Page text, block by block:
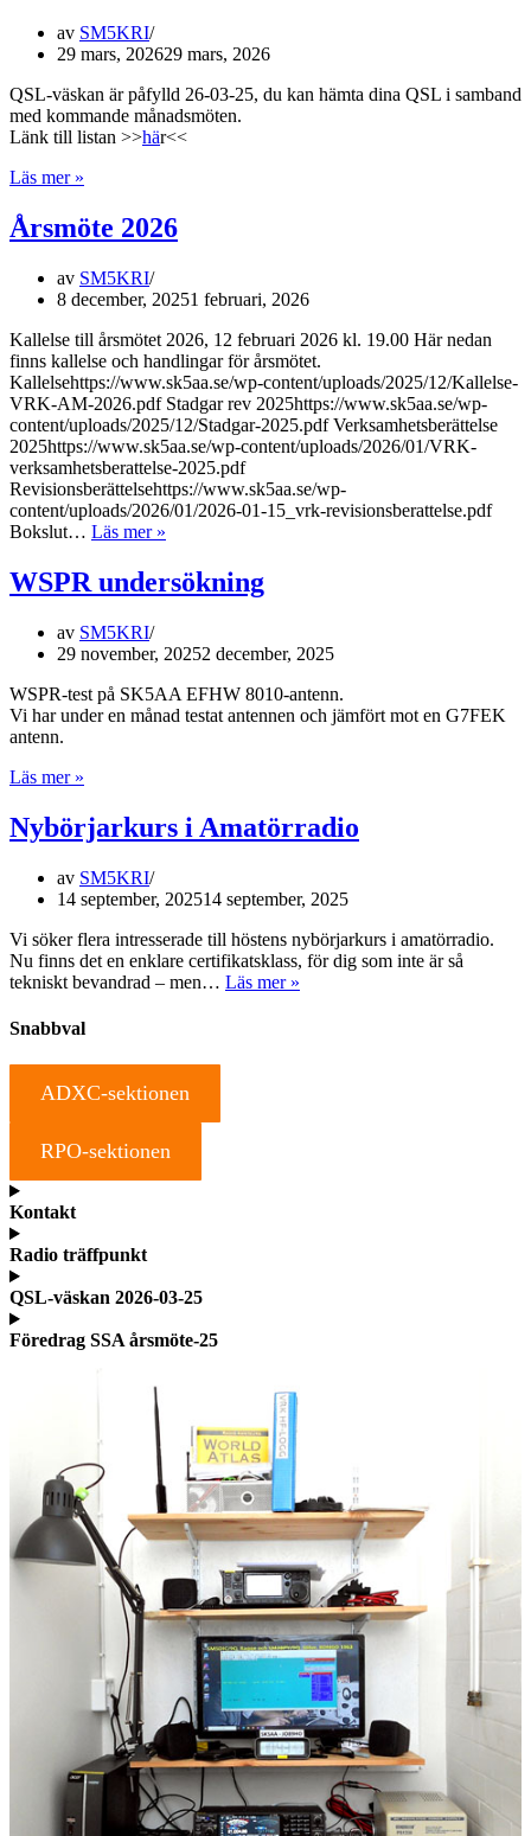
av SM5KRI
29 mars, 202629 mars, 2026
QSL-väskan är påfylld 26-03-25, du kan hämta dina QSL i samband
med kommande månadsmöten.
Länk till listan >>här<<
Läs mer »
Årsmöte 2026
av SM5KRI
8 december, 20251 februari, 2026
Kallelse till årsmötet 2026, 12 februari 2026 kl. 19.00 Här nedan
finns kallelse och handlingar för årsmötet.
Kallelsehttps://www.sk5aa.se/wp-content/uploads/2025/12/Kallelse-
VRK-AM-2026.pdf Stadgar rev 2025https://www.sk5aa.se/wp-
content/uploads/2025/12/Stadgar-2025.pdf Verksamhetsberättelse
2025https://www.sk5aa.se/wp-content/uploads/2026/01/VRK-
verksamhetsberattelse-2025.pdf
Revisionsberättelsehttps://www.sk5aa.se/wp-
content/uploads/2026/01/2026-01-15_vrk-revisionsberattelse.pdf
Bokslut… Läs mer »
WSPR undersökning
av SM5KRI
29 november, 20252 december, 2025
WSPR-test på SK5AA EFHW 8010-antenn.
Vi har under en månad testat antennen och jämfört mot en G7FEK
antenn.
Läs mer »
Nybörjarkurs i Amatörradio
av SM5KRI
14 september, 202514 september, 2025
Vi söker flera intresserade till höstens nybörjarkurs i amatörradio.
Nu finns det en enklare certifikatsklass, för dig som inte är så
tekniskt bevandrad – men… Läs mer »
Snabbval
ADXC-sektionen
RPO-sektionen
Kontakt
Radio träffpunkt
QSL-väskan 2026-03-25
Föredrag SSA årsmöte-25